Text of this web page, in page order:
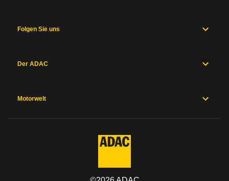
Folgen Sie uns
Der ADAC
Motorwelt